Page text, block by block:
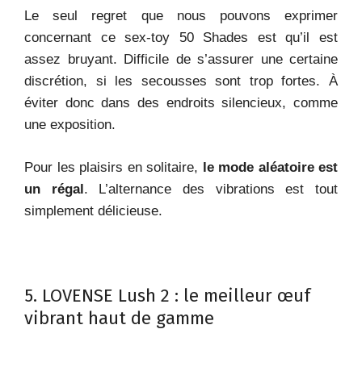
Le seul regret que nous pouvons exprimer
concernant ce sex-toy 50 Shades est qu’il est
assez bruyant. Difficile de s’assurer une certaine
discrétion, si les secousses sont trop fortes. À
éviter donc dans des endroits silencieux, comme
une exposition.
Pour les plaisirs en solitaire, le mode aléatoire est
un régal. L’alternance des vibrations est tout
simplement délicieuse.
5. LOVENSE Lush 2 : le meilleur œuf
vibrant haut de gamme